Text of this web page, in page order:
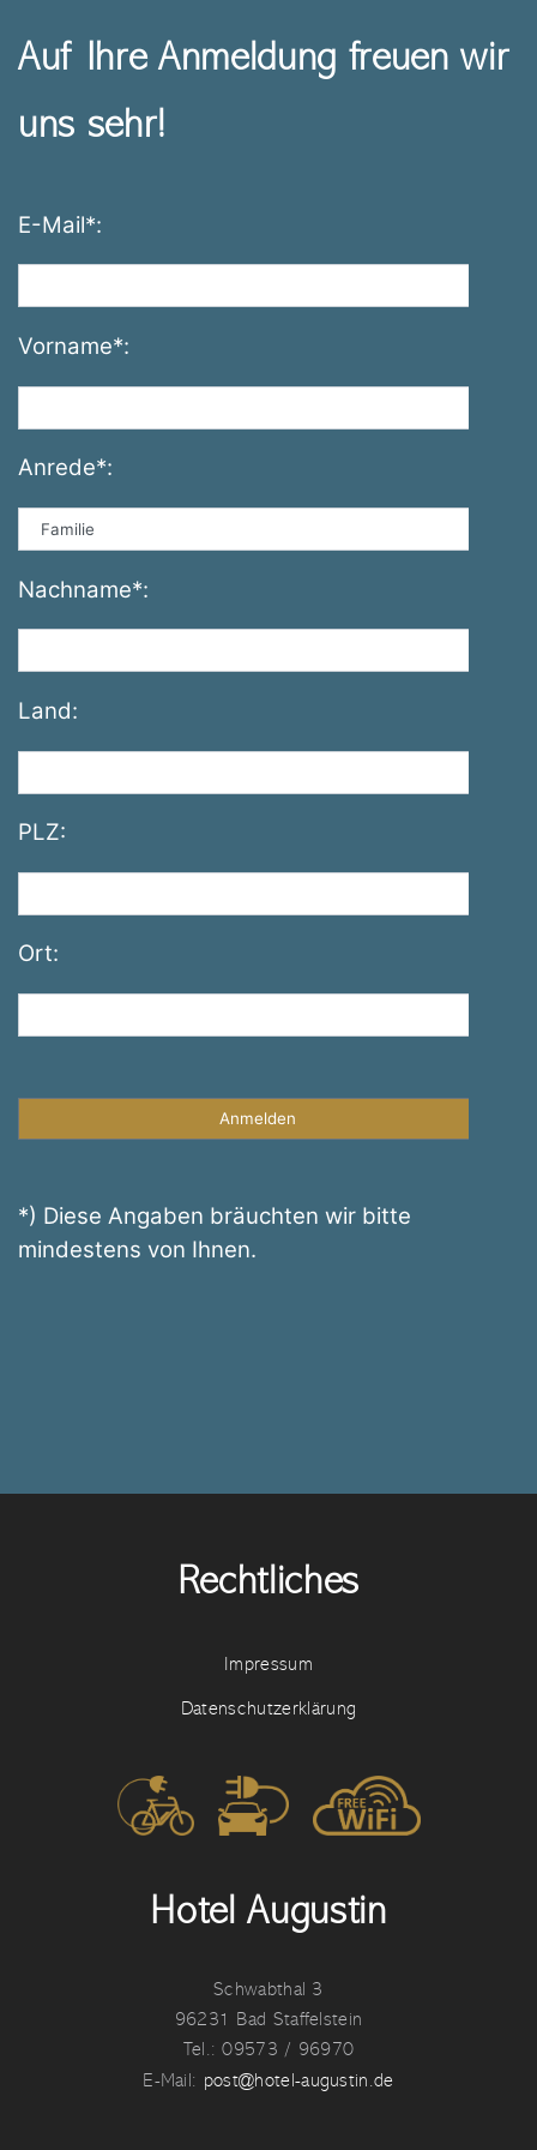
Auf Ihre Anmeldung freuen wir
uns sehr!
Hotel Augustin
Schwabthal 3
96231 Bad Staffelstein
Tel.: 09573 / 96970
E-Mail: post@hotel-augustin.de
Rechtliches
Impressum
Datenschutzerklärung